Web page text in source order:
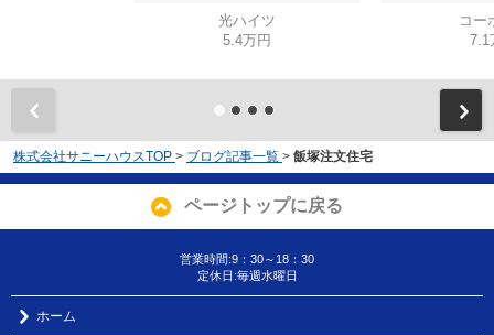
光ハイツ
5.4万円
コー
7.1
株式会社サニーハウスTOP > ブログ記事一覧 > 飯塚注文住宅
ページトップに戻る
営業時間:9：30～18：30
定休日:毎週水曜日
ホーム